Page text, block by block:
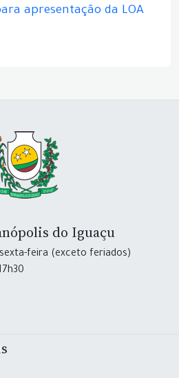
apresentação da LOA
do Iguaçu
sexta-feira (exceto feriados)